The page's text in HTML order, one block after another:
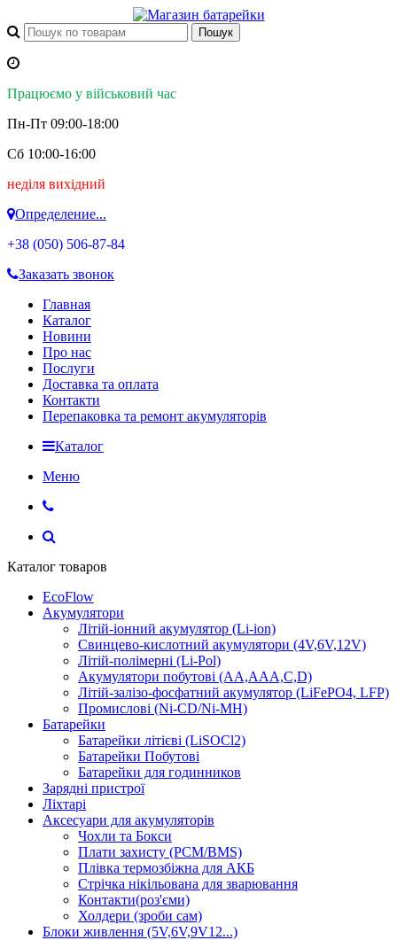
Працюємо у військовий час
Пн-Пт 09:00-18:00
Сб 10:00-16:00
неділя вихідний
Определение...
+38 (050) 506-87-84
Заказать звонок
Главная
Каталог
Новини
Про нас
Послуги
Доставка та оплата
Контакти
Перепаковка та ремонт акумуляторів
Каталог
Меню
Каталог товаров
EcoFlow
Акумулятори
Літій-іонний акумулятор (Li-ion)
Свинцево-кислотний акумулятори (4V,6V,12V)
Літій-полімерні (Li-Pol)
Акумулятори побутові (AA,AAA,C,D)
Літій-залізо-фосфатний акумулятор (LiFePO4, LFP)
Промислові (Ni-CD/Ni-MH)
Батарейки
Батарейки літієві (LiSOCl2)
Батарейки Побутові
Батарейки для годинников
Зарядні пристрої
Ліхтарі
Аксесуари для акумуляторів
Чохли та Бокси
Плати захисту (PCM/BMS)
Плівка термозбіжна для АКБ
Стрічка нікільована для зварювання
Контакти(роз'єми)
Холдери (зроби сам)
Блоки живлення (5V,6V,9V12...)